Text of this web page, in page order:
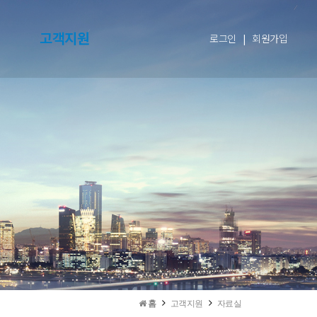
로그인 | 회원가입
고객지원
홈 고객지원 자료실